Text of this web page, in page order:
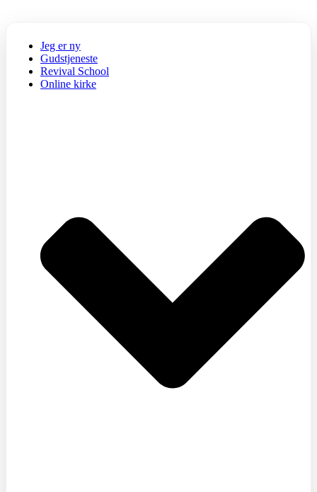
Jeg er ny
Gudstjeneste
Revival School
Online kirke